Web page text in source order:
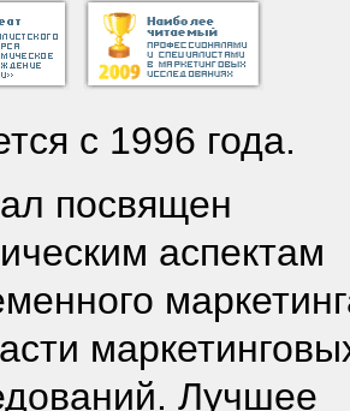
с 1996 года.
посвящен
аспектам
Лучшее